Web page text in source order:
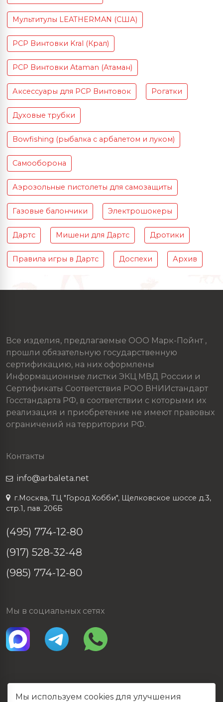
Мультитулы LEATHERMAN (США)
PCP Винтовки Kral (Крал)
PCP Винтовки Ataman (Атаман)
Аксессуары для PCP Винтовок Рогатки
Духовые трубки
Bowfishing (рыбалка с арбалетом и луком)
Самооборона
Аэрозольные пистолеты для самозащиты
Газовые балончики Электрошокеры
Дартс Мишени для Дартс Дротики
Правила игры в Дартс Доспехи Архив
Все изделия, предлагаемые ООО Марк-Пойнт ,
прошли обязательную государственную
сертификацию, на них оформлены
Информационные листки ЭКЦ МВД России и
Сертификаты Соответствия РОО ВНИИстандарт
Госстандарта РФ, в соответствии с которыми их
реализация и приобретение не имеют правовых
ограничений на территории РФ.
Контакты
info@arbaleta.net
г.Москва, ТЦ "Город Хобби", Щелковское шоссе д.3,
стр.1, пав. 206Б
(495) 774-12-80
(917) 528-32-48
(985) 774-12-80
Мы в социальных сетях
Мы используем cookies для улучшения